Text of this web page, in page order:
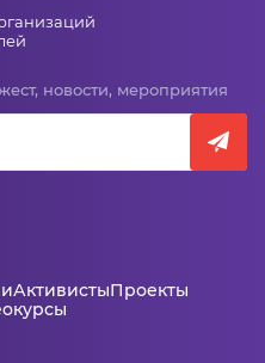
новости, мероприятия
АктивистыПроекты